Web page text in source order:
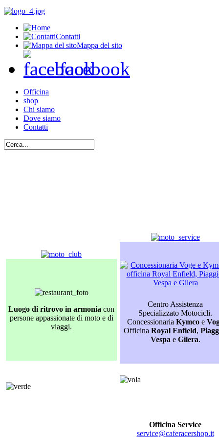
Contatti
Mappa del sito
facebook
Officina
shop
Chi siamo
Dove siamo
Contatti
Luogo di ritrovo in armonia con
persone appassionate di moto e di
viaggi.
Centro Assistenza
Specializzato Motocicli.
Concessionaria Kymco e
Officina Royal Enfield,
Vespa e Gilera.
Officina Service